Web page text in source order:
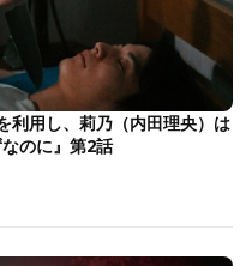
利用し、莉乃（内田理央）は
のに』第2話